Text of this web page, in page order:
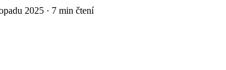
2025 · 7 min čtení